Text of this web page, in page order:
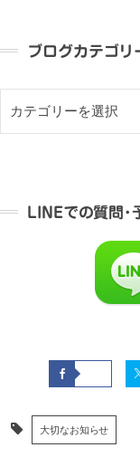
ブログカテゴリ
LINEでの質問･
大切なお知らせ